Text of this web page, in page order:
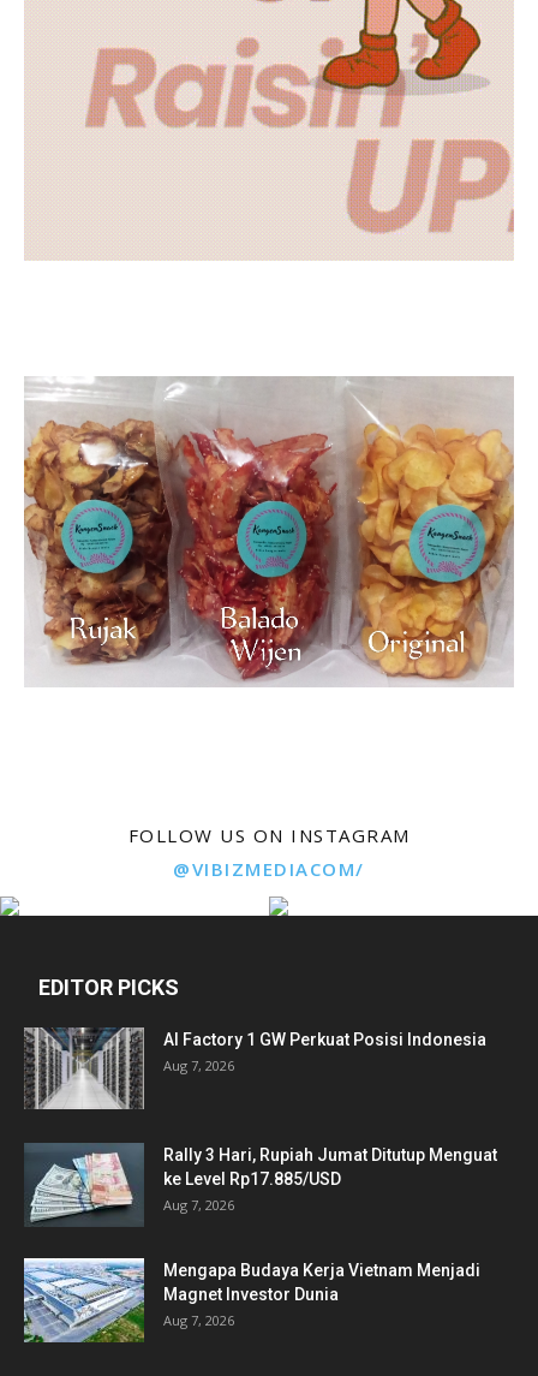
FOLLOW US ON INSTAGRAM
@VIBIZMEDIACOM/
EDITOR PICKS
AI Factory 1 GW Perkuat Posisi Indonesia
Aug 7, 2026
Rally 3 Hari, Rupiah Jumat Ditutup Menguat
ke Level Rp17.885/USD
Aug 7, 2026
Mengapa Budaya Kerja Vietnam Menjadi
Magnet Investor Dunia
Aug 7, 2026